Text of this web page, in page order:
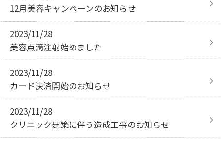
12月美容キャンペーンのお知らせ
2023/11/28
美容点滴注射始めました
2023/11/28
カード決済開始のお知らせ
2023/11/28
クリニック建築に伴う造成工事のお知らせ